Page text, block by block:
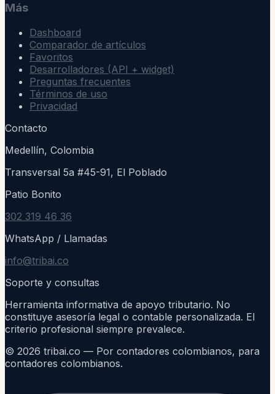
Más
Dashboard
Comparador de artículos
Favoritos
Desarrolladores (API + widget)
Preguntas frecuentes
Términos de uso
Privacidad
Contacto
Medellín, Colombia
Transversal 5a #45-91, El Poblado
Patio Bonito
302 319 46 36
WhatsApp / Llamadas
info@tribai.co
Soporte y consultas
Herramienta informativa de apoyo tributario. No
constituye asesoría legal o contable personalizada. El
criterio profesional siempre prevalece.
© 2026 tribai.co — Por contadores colombianos, para
contadores colombianos.